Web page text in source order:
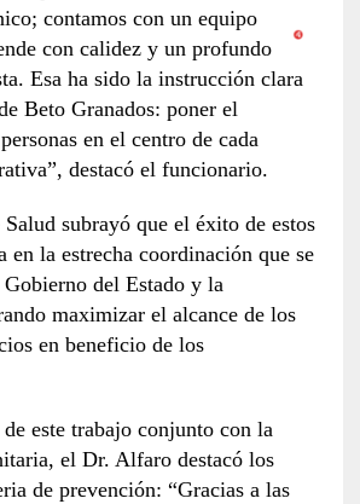
contamos con un equipo
con calidez y un profundo
Esa ha sido la instrucción clara
Beto Granados: poner el
en el centro de cada
destacó el funcionario.
subrayó que el éxito de estos
en la estrecha coordinación que se
del Estado y la
maximizar el alcance de los
en beneficio de los
este trabajo conjunto con la
el Dr. Alfaro destacó los
de prevención: “Gracias a las